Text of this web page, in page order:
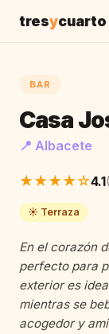
tresycuarto
BAR
Casa
📍 Albacete
★★★★☆4.1
☀️ Terraza
En el corazón
perfecto para
exterior es
mientras se
acogedor y